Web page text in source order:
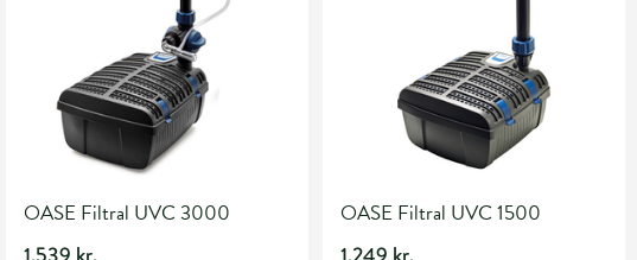
OASE Filtral UVC 3000 OASE Filtral UVC 1500